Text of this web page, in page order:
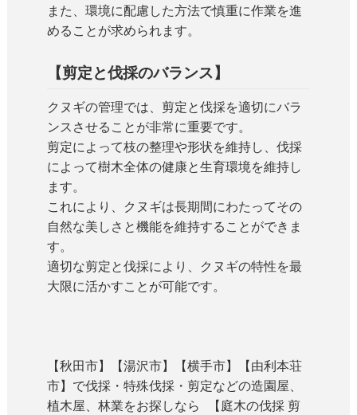
また、環境に配慮した方法で慎重に作業を進
めることが求められます。
【剪定と伐採のバランス】
クヌギの管理では、剪定と伐採を適切にバラ
ンスさせることが非常に重要です。
剪定によって枝の整理や形状を維持し、伐採
によって樹木全体の健康と生育環境を維持し
ます。
これにより、クヌギは長期間にわたってその
自然な美しさと機能を維持することができま
す。
適切な剪定と伐採により、クヌギの特性を最
大限に活かすことが可能です。
【秋田市】【湯沢市】【横手市】【由利本荘
市】で伐採・特殊伐採・剪定などの造園屋、
植木屋、林業をお探しなら 【庭木の伐採 剪